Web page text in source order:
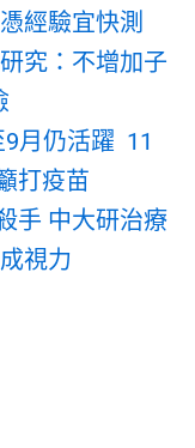
經驗宜快測
究：不增加子
月仍活躍 11
打疫苗
手 中大研治療
視力